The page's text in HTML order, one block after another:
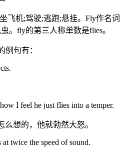
机;驾驶;逃跑;悬挂。Fly作名词
。fly的第三人称单数是flies。
句有：
I feel he just flies into a temper.
想的，他就勃然大怒。
twice the speed of sound.